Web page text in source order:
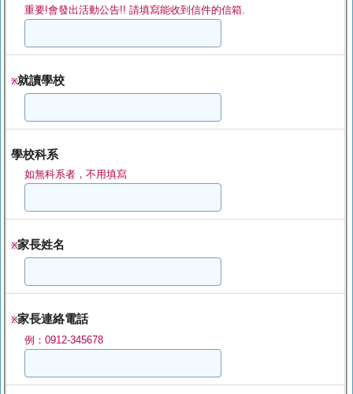
重要!會發出活動公告!! 請填寫能收到信件的信箱.
※就讀學校
學校科系
如無科系者，不用填寫
※家長姓名
※家長連絡電話
例：0912-345678